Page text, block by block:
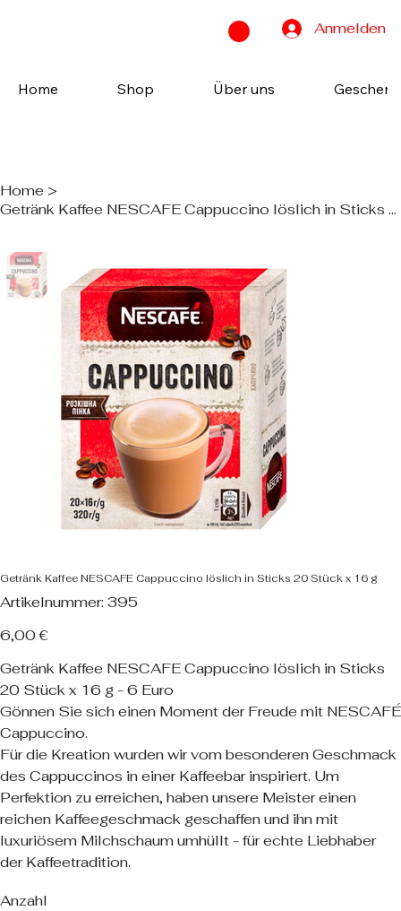
Anmelden
Home Shop Über uns
Home >
Getränk Kaffee NESCAFE Cappuccino löslich in Sticks 20 Stück x 16 g
Getränk Kaffee NESCAFE Cappuccino löslich in Sticks 20 Stück x 16 g
Artikelnummer: Artikelnummer:
395
395
Preis
6,00 €
Getränk Kaffee NESCAFE Cappuccino löslich in Sticks
20 Stück x 16 g - 6 Euro
Gönnen Sie sich einen Moment der Freude mit NESCAFÉ
Cappuccino.
Für die Kreation wurden wir vom besonderen Geschmack
des Cappuccinos in einer Kaffeebar inspiriert. Um
Perfektion zu erreichen, haben unsere Meister einen
reichen Kaffeegeschmack geschaffen und ihn mit
luxuriösem Milchschaum umhüllt - für echte Liebhaber
der Kaffeetradition.
Anzahl